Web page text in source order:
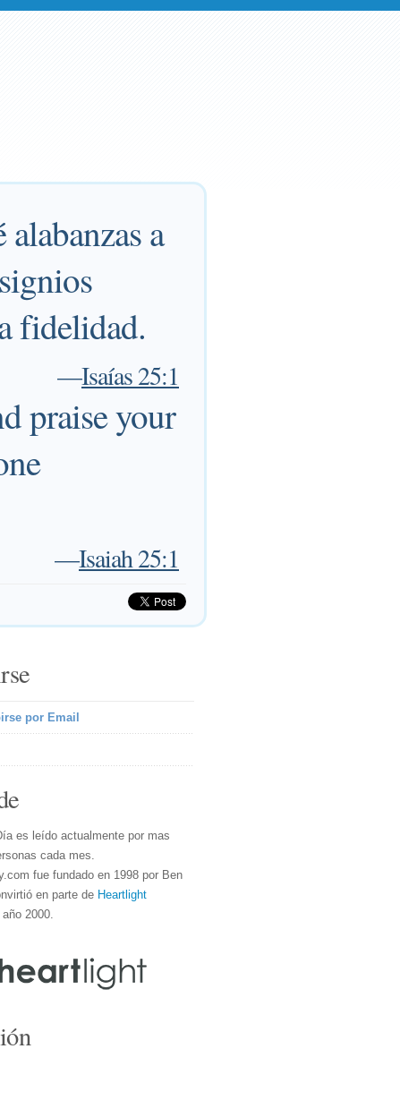
a
fidelidad.
—Isaías 25:1
praise your
—Isaiah 25:1
por Email
es leído actualmente por mas
cada mes.
fue fundado en 1998 por Ben
en parte de Heartlight
2000.